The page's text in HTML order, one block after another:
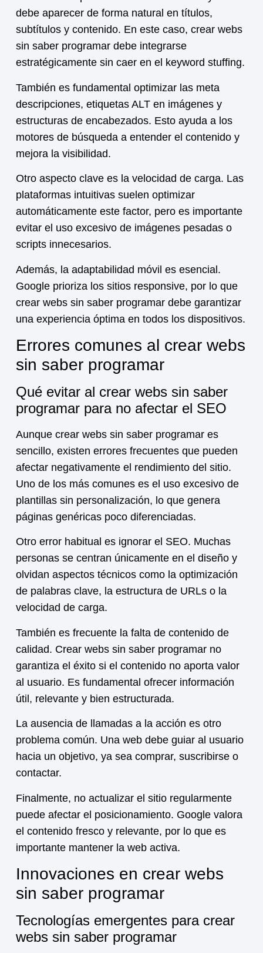
debe aparecer de forma natural en títulos,
subtítulos y contenido. En este caso, crear webs
sin saber programar debe integrarse
estratégicamente sin caer en el keyword stuffing.
También es fundamental optimizar las meta
descripciones, etiquetas ALT en imágenes y
estructuras de encabezados. Esto ayuda a los
motores de búsqueda a entender el contenido y
mejora la visibilidad.
Otro aspecto clave es la velocidad de carga. Las
plataformas intuitivas suelen optimizar
automáticamente este factor, pero es importante
evitar el uso excesivo de imágenes pesadas o
scripts innecesarios.
Además, la adaptabilidad móvil es esencial.
Google prioriza los sitios responsive, por lo que
crear webs sin saber programar debe garantizar
una experiencia óptima en todos los dispositivos.
Errores comunes al crear webs
sin saber programar
Qué evitar al crear webs sin saber
programar para no afectar el SEO
Aunque crear webs sin saber programar es
sencillo, existen errores frecuentes que pueden
afectar negativamente el rendimiento del sitio.
Uno de los más comunes es el uso excesivo de
plantillas sin personalización, lo que genera
páginas genéricas poco diferenciadas.
Otro error habitual es ignorar el SEO. Muchas
personas se centran únicamente en el diseño y
olvidan aspectos técnicos como la optimización
de palabras clave, la estructura de URLs o la
velocidad de carga.
También es frecuente la falta de contenido de
calidad. Crear webs sin saber programar no
garantiza el éxito si el contenido no aporta valor
al usuario. Es fundamental ofrecer información
útil, relevante y bien estructurada.
La ausencia de llamadas a la acción es otro
problema común. Una web debe guiar al usuario
hacia un objetivo, ya sea comprar, suscribirse o
contactar.
Finalmente, no actualizar el sitio regularmente
puede afectar el posicionamiento. Google valora
el contenido fresco y relevante, por lo que es
importante mantener la web activa.
Innovaciones en crear webs
sin saber programar
Tecnologías emergentes para crear
webs sin saber programar